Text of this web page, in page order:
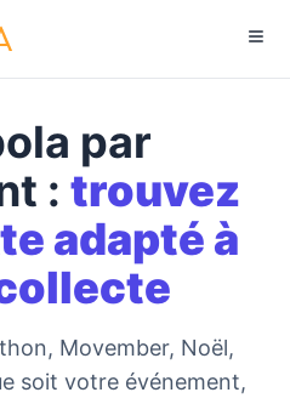
par
: trouvez
adapté à
Movember, Noël,
soit votre événement,